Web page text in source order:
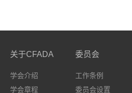
关于CFADA
学会介绍
学会章程
委员会
工作条例
委员会设置